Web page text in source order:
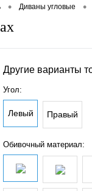
• Диваны угловые •
Другие варианты
Угол:
Левый Правый
Обивочный материал: